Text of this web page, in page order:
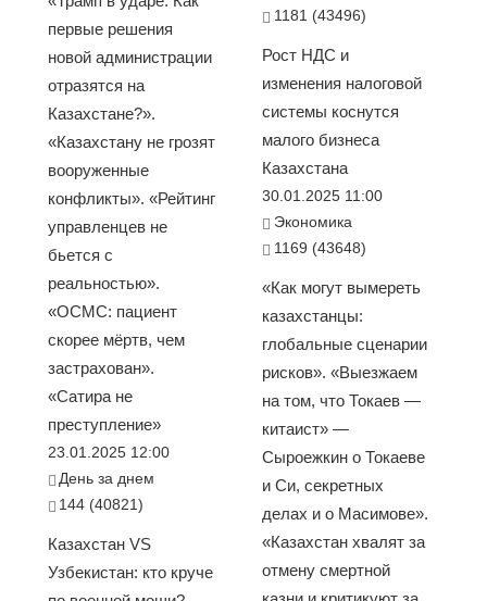
первые решения
новой администрации
отразятся на
Казахстане?».
«Казахстану не грозят
вооруженные
конфликты». «Рейтинг
управленцев не
бьется с
реальностью».
«ОСМС: пациент
скорее мёртв, чем
застрахован».
«Сатира не
преступление»
23.01.2025 12:00
День за днем
144 (40821)
Казахстан VS
Узбекистан: кто круче
1181 (43496)
Рост НДС и
изменения налоговой
системы коснутся
малого бизнеса
Казахстана
30.01.2025 11:00
Экономика
1169 (43648)
«Как могут вымереть
казахстанцы:
глобальные сценарии
рисков». «Выезжаем
на том, что Токаев —
китаист» —
Сыроежкин о Токаеве
и Си, секретных
делах и о Масимове».
«Казахстан хвалят за
отмену смертной